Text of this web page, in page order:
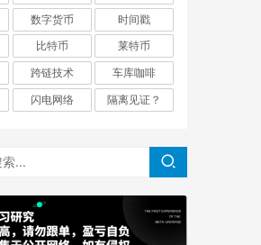
数字货币
时间戳
比特币
莱特币
跨链技术
车库咖啡
闪电网络 隔离见证？